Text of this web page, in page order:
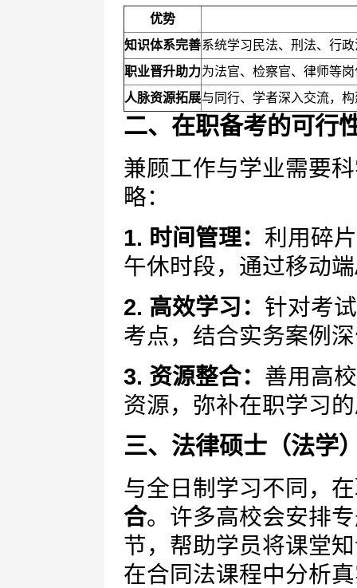
优势
知识体系完善系统学习民法、刑法、行
职业晋升助力为法官、检察官、律师等
人脉资源拓展与同行、学者深入交流，
二、在职备考的可行
兼顾工作与学业需要
略：
1. 时间管理： 利用碎
午休时段，通过移动
2. 高效学习： 针对考
考点，结合实务案例
3. 资源整合： 善用高
资源，弥补在职学习
三、法律硕士（法学
与全日制学习不同，
合。许多高校会安排
节，帮助学员将课堂
在合同法课程中分析